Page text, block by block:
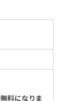
料になりま